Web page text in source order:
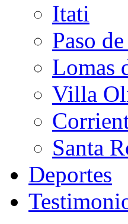
Itati
Paso
Lomas
Villa
Santa
Deportes